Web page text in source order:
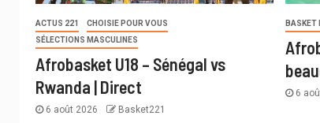
ACTUS 221
CHOISIE POUR VOUS
SÉLECTIONS MASCULINES
Afrobasket U18 – Sénégal vs
Rwanda | Direct
6 août 2026 Basket221
BASKET
6